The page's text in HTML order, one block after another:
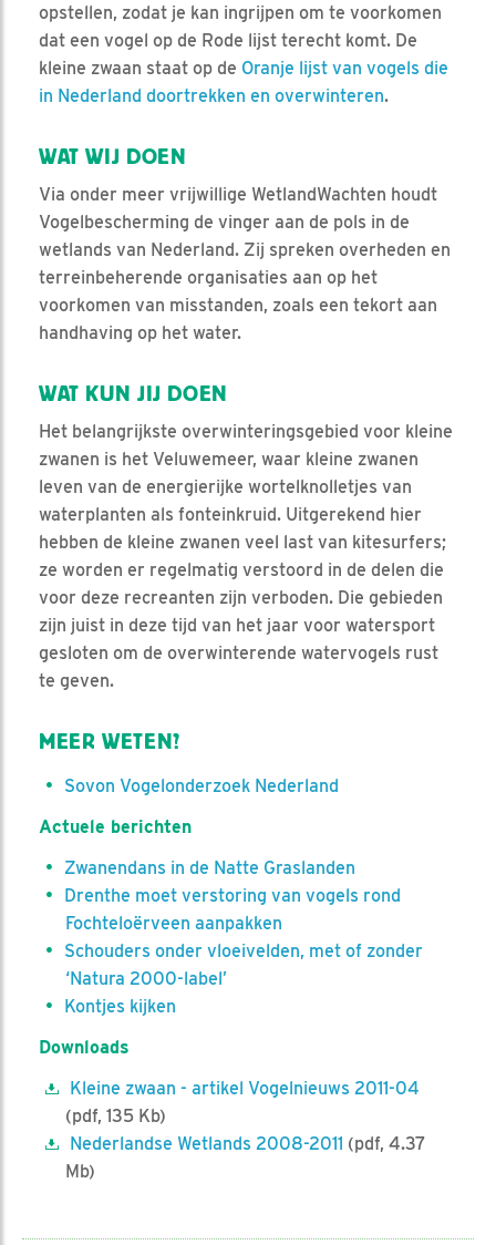
opstellen, zodat je kan ingrijpen om te voorkomen
dat een vogel op de Rode lijst terecht komt. De
kleine zwaan staat op de Oranje lijst van vogels die
in Nederland doortrekken en overwinteren.
WAT WIJ DOEN
Via onder meer vrijwillige WetlandWachten houdt
Vogelbescherming de vinger aan de pols in de
wetlands van Nederland. Zij spreken overheden en
terreinbeherende organisaties aan op het
voorkomen van misstanden, zoals een tekort aan
handhaving op het water.
WAT KUN JIJ DOEN
Het belangrijkste overwinteringsgebied voor kleine
zwanen is het Veluwemeer, waar kleine zwanen
leven van de energierijke wortelknolletjes van
waterplanten als fonteinkruid. Uitgerekend hier
hebben de kleine zwanen veel last van kitesurfers;
ze worden er regelmatig verstoord in de delen die
voor deze recreanten zijn verboden. Die gebieden
zijn juist in deze tijd van het jaar voor watersport
gesloten om de overwinterende watervogels rust
te geven.
MEER WETEN?
Sovon Vogelonderzoek Nederland
Actuele berichten
Zwanendans in de Natte Graslanden
Drenthe moet verstoring van vogels rond
Fochteloërveen aanpakken
Schouders onder vloeivelden, met of zonder
‘Natura 2000-label’
Kontjes kijken
Downloads
Kleine zwaan - artikel Vogelnieuws 2011-04
(pdf, 135 Kb)
Nederlandse Wetlands 2008-2011 (pdf, 4.37
Mb)